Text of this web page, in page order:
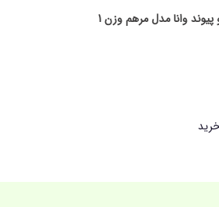
چسب باغبانی و پیوند وانا مدل مرهم وزن 1